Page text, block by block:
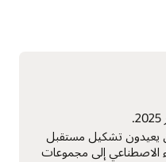
يعيدون تشكيل مستقبل
الاصطناعي إلى مجموعات